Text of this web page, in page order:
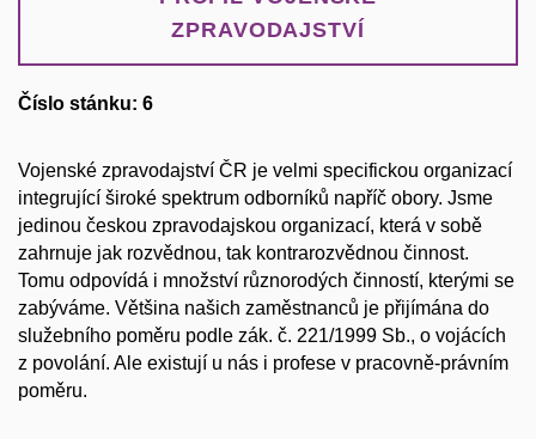
ZPRAVODAJSTVÍ
Číslo stánku: 6
Vojenské zpravodajství ČR je velmi specifickou organizací
integrující široké spektrum odborníků napříč obory. Jsme
jedinou českou zpravodajskou organizací, která v sobě
zahrnuje jak rozvědnou, tak kontrarozvědnou činnost.
Tomu odpovídá i množství různorodých činností, kterými se
zabýváme. Většina našich zaměstnanců je přijímána do
služebního poměru podle zák. č. 221/1999 Sb., o vojácích
z povolání. Ale existují u nás i profese v pracovně-právním
poměru.